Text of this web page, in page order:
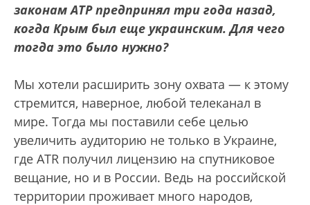
законам АТР предпринял три года назад,
когда Крым был еще украинским. Для чего
тогда это было нужно?
Мы хотели расширить зону охвата — к этому
стремится, наверное, любой телеканал в
мире. Тогда мы поставили себе целью
увеличить аудиторию не только в Украине,
где ATR получил лицензию на спутниковое
вещание, но и в России. Ведь на российской
территории проживает много народов,